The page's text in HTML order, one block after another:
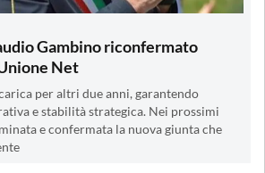
Gambino riconfermato
Net
per altri due anni, garantendo
e stabilità strategica. Nei prossimi
e confermata la nuova giunta che